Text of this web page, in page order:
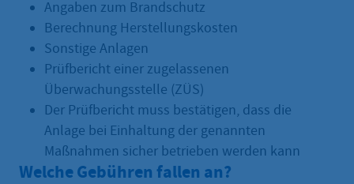
Angaben zum Brandschutz
Berechnung Herstellungskosten
Sonstige Anlagen
Prüfbericht einer zugelassenen
Überwachungsstelle (ZÜS)
Der Prüfbericht muss bestätigen, dass die
Anlage bei Einhaltung der genannten
Maßnahmen sicher betrieben werden kann
Welche Gebühren fallen an?